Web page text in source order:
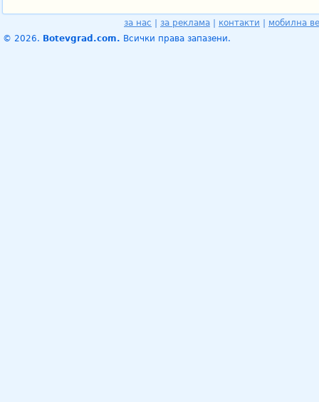
за нас за реклама контакти
мобилна
© 2026. Botevgrad.com. Всички права запазени.